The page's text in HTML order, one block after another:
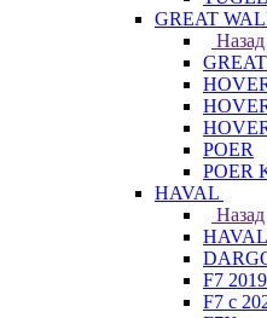
GREAT
Назад
POER
POER
HAVAL
Назад
HAVAL
F7
F7 с